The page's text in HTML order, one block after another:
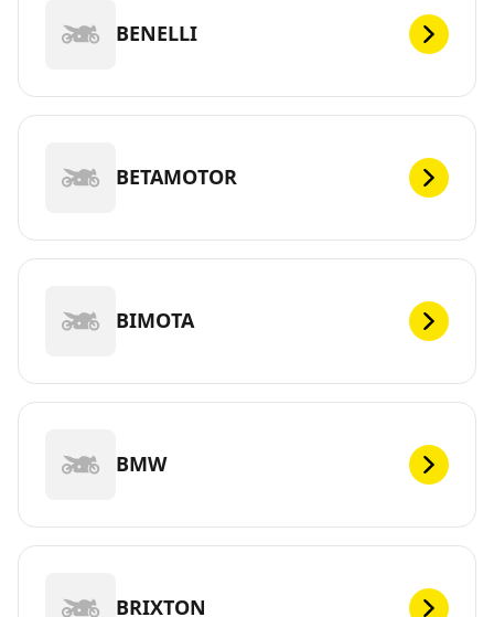
BENELLI
BETAMOTOR
BIMOTA
BMW
BRIXTON